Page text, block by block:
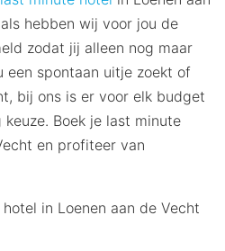
hebben wij voor jou de
zodat jij alleen nog maar
een spontaan uitje zoekt of
bij ons is er voor elk budget
Boek je last minute
en profiteer van
in Loenen aan de Vecht